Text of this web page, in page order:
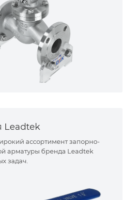
Leadtek
ассортимент запорно-
арматуры бренда Leadtek
задач.